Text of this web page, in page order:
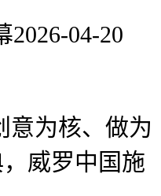
04-20
为核、做为
威罗中国施